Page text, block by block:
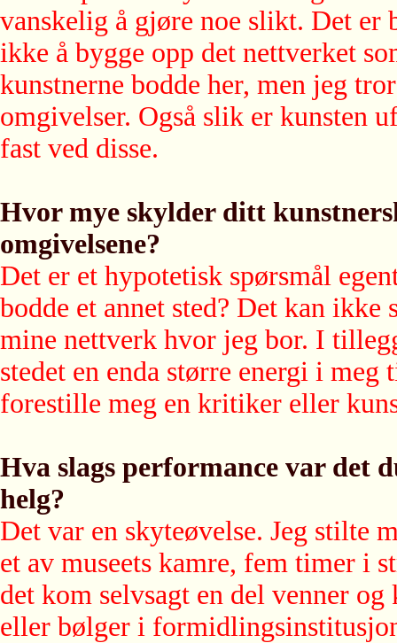
vanskelig å gjøre noe slikt. Det er
ikke å bygge opp det nettverket
kunstnerne bodde her, men jeg
omgivelser. Også slik er kunsten
fast ved disse.
Hvor mye skylder ditt
omgivelsene?
Det er et hypotetisk spørsmål
bodde et annet sted? Det kan ikke
mine nettverk hvor jeg bor. I
stedet en enda større energi i meg
forestille meg en kritiker eller
Hva slags performance var det
helg?
Det var en skyteøvelse. Jeg stilte
et av museets kamre, fem timer i
det kom selvsagt en del venner
eller bølger i